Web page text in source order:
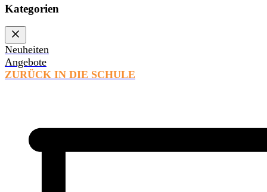
Kategorien
Neuheiten
Angebote
ZURÜCK IN DIE SCHULE